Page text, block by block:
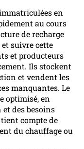
en
au cours
de recharge
suivre cette
et producteurs
Ils stockent
et vendent les
manquantes. Le
optimisé, en
des besoins
compte de
du chauffage ou